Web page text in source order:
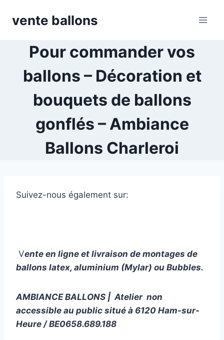
vente ballons
Pour commander vos
ballons – Décoration et
bouquets de ballons
gonflés – Ambiance
Ballons Charleroi
Suivez-nous également sur:
Vente en ligne et livraison de montages de
ballons latex, aluminium (Mylar) ou Bubbles.
AMBIANCE BALLONS | Atelier non
accessible au public situé à 6120 Ham-sur-
Heure / BE0658.689.188